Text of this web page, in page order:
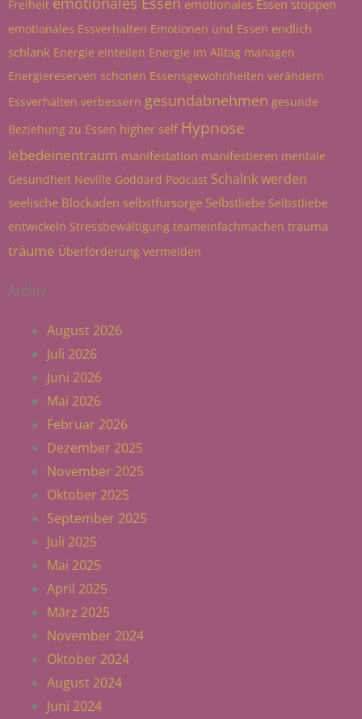
Freiheit
emotionales Essen stoppen
emotionales Essverhalten Emotionen und Essen endlich
schlank Energie einteilen Energie im Alltag managen
Energiereserven schonen Essensgewohnheiten verändern
Essverhalten verbessern gesundabnehmen gesunde
Beziehung zu Essen higher self Hypnose
lebedeinentraum manifestation manifestieren mentale
Gesundheit Neville Goddard Podcast Schalnk werden
seelische Blockaden selbstfürsorge Selbstliebe Selbstliebe
entwickeln Stressbewältigung teameinfachmachen trauma
träume Überforderung vermeiden
Archiv
August 2026
Juli 2026
Juni 2026
Mai 2026
Februar 2026
Dezember 2025
November 2025
Oktober 2025
September 2025
Juli 2025
Mai 2025
April 2025
März 2025
November 2024
Oktober 2024
August 2024
Juni 2024